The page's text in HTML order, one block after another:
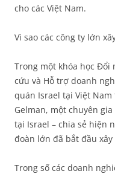
cho các Việt Nam.
Vì sao các công ty lớn
Trong một khóa học Đổi
cứu và Hỗ trợ doanh
quán Israel tại Việt
Gelman, một chuyên
tại Israel – chia sẻ hiện
đoàn lớn đã bắt đầu
Trong số các doanh